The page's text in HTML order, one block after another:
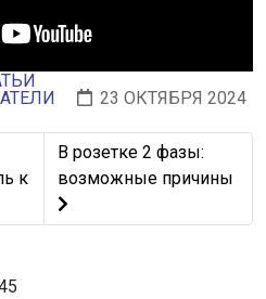
23 ОКТЯБРЯ 2024
сенсорный
к
Следующий: В розетке
В розетке 2 фазы:
возможные причины